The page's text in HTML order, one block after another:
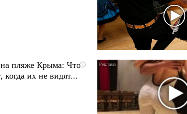
i
пляже Крыма: Что
их не видят...